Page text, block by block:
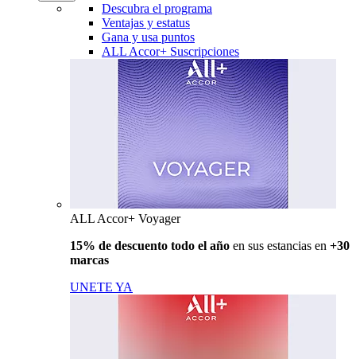
Descubra el programa
Ventajas y estatus
Gana y usa puntos
ALL Accor+ Suscripciones
ALL Accor+ Voyager
15% de descuento todo el año en sus estancias en +30
marcas
UNETE YA